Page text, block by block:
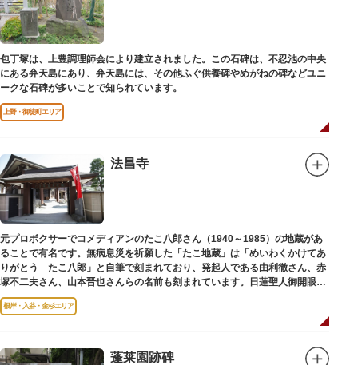
包丁塚は、上豊調理師会により建立されました。この石碑は、不忍池の中央
にある弁天島にあり、弁天島には、その他ふぐ供養碑やめがねの碑などユニ
ークな石碑が多いことで知られています。
上野・御徒町エリア
法昌寺
元プロボクサーでコメディアンのたこ八郎さん（1940～1985）の地蔵があ
ることで有名です。無病息災を祈願した「たこ地蔵」は「めいわくかけてあ
りがとう たこ八郎」と自筆で刻まれており、発起人である由利徹さん、赤
塚不二夫さん、山本晋也さんらの名前も刻まれています。日蓮聖人御開眼の
毘沙門天を奉安しています。
根岸・入谷・金杉エリア
蓬莱園跡碑